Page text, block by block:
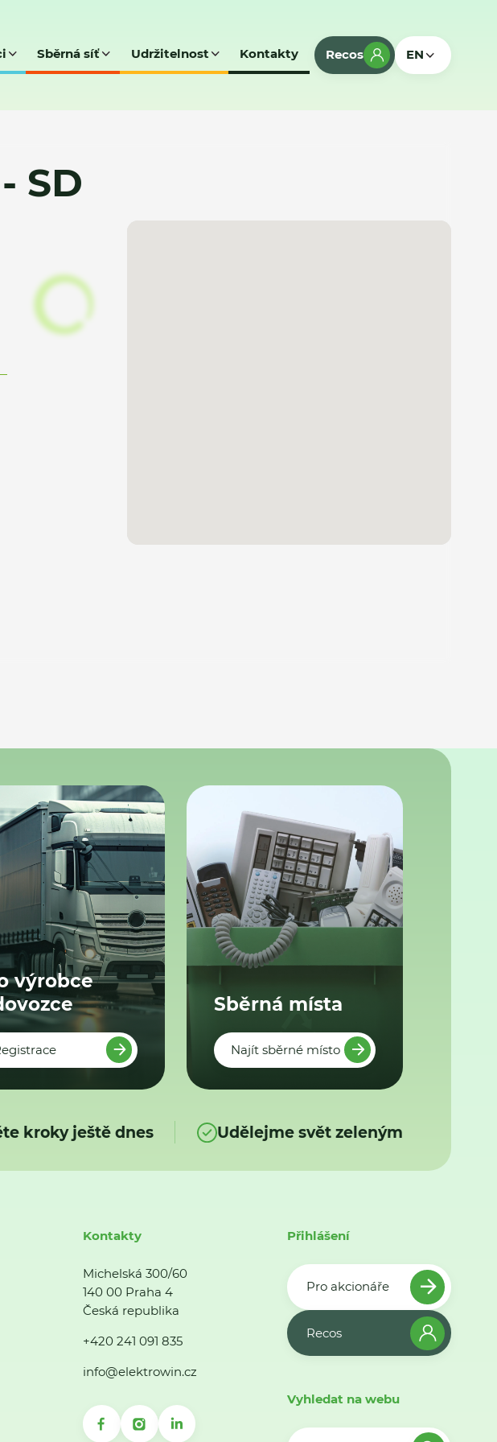
Sběrná síť Udržitelnost Kontakty Recos EN
SD
výrobce
Sběrná místa
Najít sběrné místo
kroky ještě dnes Udělejme svět zeleným
Kontakty
Michelská 300/60
140 00 Praha 4
Česká republika
+420 241 091 835
info@elektrowin.cz
Přihlášení
Pro akcionáře
Recos
Vyhledat na webu